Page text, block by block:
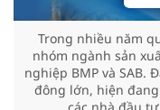
Trong nhiều năm
nhóm ngành sản
nghiệp BMP và SAB.
đông lớn, hiện